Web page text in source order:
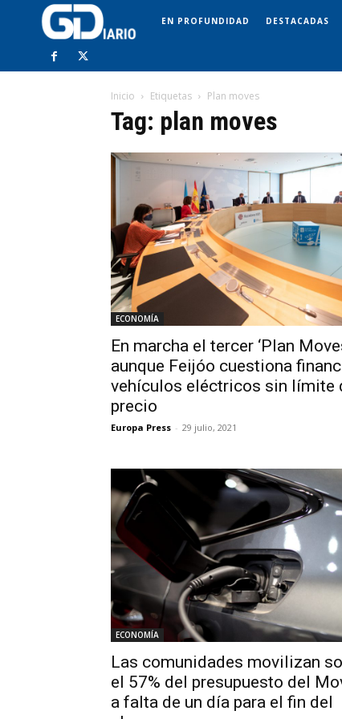
EN PROFUNDIDAD DESTACADAS
Inicio Etiquetas Plan moves
Tag: plan moves
ECONOMÍA
En marcha el tercer ‘Plan
aunque Feijóo cuestiona
vehículos eléctricos sin límite
precio
Europa Press - 29 julio, 2021
ECONOMÍA
Las comunidades movilizan
el 57% del presupuesto del
a falta de un día para el fin del